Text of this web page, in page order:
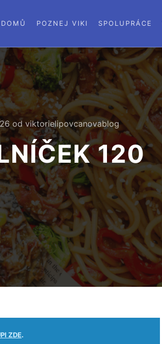
DOMŮ POZNEJ VIKI SPOLUPRÁCE
odviktorielipovcanovablog
120
ZDE.